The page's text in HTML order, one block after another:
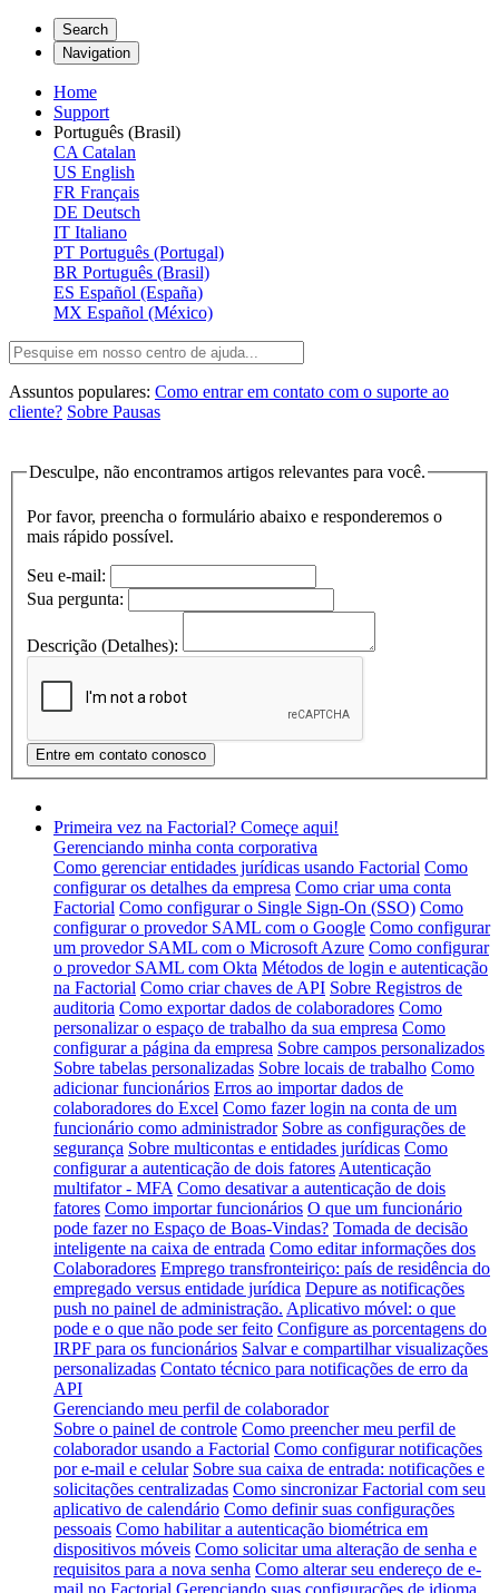
Search
Navigation
Home
Support
Português (Brasil)
CA Catalan
US English
FR Français
DE Deutsch
IT Italiano
PT Português (Portugal)
BR Português (Brasil)
ES Español (España)
MX Español (México)
Assuntos populares: Como entrar em contato com o suporte ao
cliente? Sobre Pausas
Desculpe, não encontramos artigos relevantes para você.
Por favor, preencha o formulário abaixo e responderemos o
mais rápido possível.
Seu e-mail:
Sua pergunta:
Descrição (Detalhes):
Primeira vez na Factorial? Começe aqui!
Gerenciando minha conta corporativa
Como gerenciar entidades jurídicas usando Factorial Como
configurar os detalhes da empresa Como criar uma conta
Factorial Como configurar o Single Sign-On (SSO) Como
configurar o provedor SAML com o Google Como configurar
um provedor SAML com o Microsoft Azure Como configurar
o provedor SAML com Okta Métodos de login e autenticação
na Factorial Como criar chaves de API Sobre Registros de
auditoria Como exportar dados de colaboradores Como
personalizar o espaço de trabalho da sua empresa Como
configurar a página da empresa Sobre campos personalizados
Sobre tabelas personalizadas Sobre locais de trabalho Como
adicionar funcionários Erros ao importar dados de
colaboradores do Excel Como fazer login na conta de um
funcionário como administrador Sobre as configurações de
segurança Sobre multicontas e entidades jurídicas Como
configurar a autenticação de dois fatores Autenticação
multifator - MFA Como desativar a autenticação de dois
fatores Como importar funcionários O que um funcionário
pode fazer no Espaço de Boas-Vindas? Tomada de decisão
inteligente na caixa de entrada Como editar informações dos
Colaboradores Emprego transfronteiriço: país de residência do
empregado versus entidade jurídica Depure as notificações
push no painel de administração. Aplicativo móvel: o que
pode e o que não pode ser feito Configure as porcentagens do
IRPF para os funcionários Salvar e compartilhar visualizações
personalizadas Contato técnico para notificações de erro da
API
Gerenciando meu perfil de colaborador
Sobre o painel de controle Como preencher meu perfil de
colaborador usando a Factorial Como configurar notificações
por e-mail e celular Sobre sua caixa de entrada: notificações e
solicitações centralizadas Como sincronizar Factorial com seu
aplicativo de calendário Como definir suas configurações
pessoais Como habilitar a autenticação biométrica em
dispositivos móveis Como solicitar uma alteração de senha e
requisitos para a nova senha Como alterar seu endereço de e-
mail no Factorial Gerenciando suas configurações de idioma,